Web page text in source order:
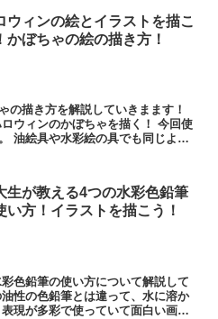
ウィンの絵とイラストを描こ
かぼちゃの絵の描き方！
の描き方を解説していきまます！
ウィンのかぼちゃを描く！ 今回使
油絵具や水彩絵の具でも同じよう
生が教える4つの水彩色鉛筆
い方！イラストを描こう！
色鉛筆の使い方について解説して
性の色鉛筆とは違って、水に溶か
現が多彩で使っていて面白い画